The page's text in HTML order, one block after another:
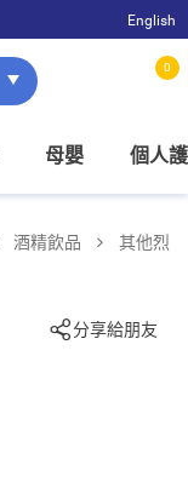
English
0
母嬰 個人
酒精飲品
其他烈
分享給朋友